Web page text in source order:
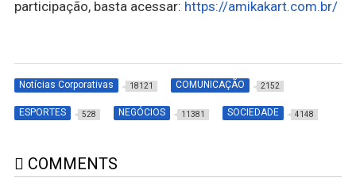
participação, basta acessar: https://amikakart.com.br/
Notícias Corporativas 18121 COMUNICAÇÃO 2152
ESPORTES 528 NEGÓCIOS 11381 SOCIEDADE 4148
COMMENTS